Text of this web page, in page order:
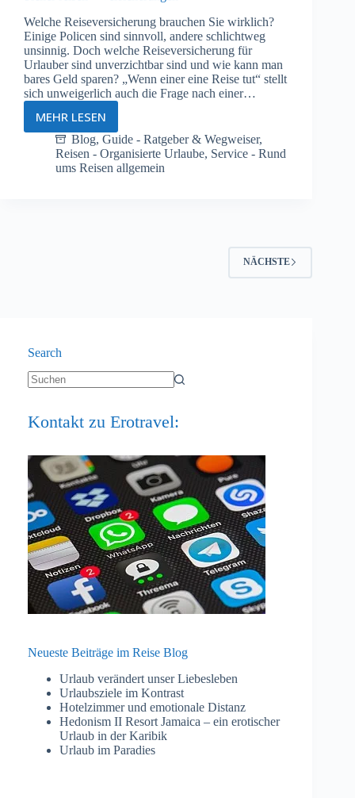
Welche Reiseversicherung brauchen Sie wirklich?
Einige Policen sind sinnvoll, andere schlichtweg
unsinnig. Doch welche Reiseversicherung für
Urlauber sind unverzichtbar sind und wie kann man
bares Geld sparen? „Wenn einer eine Reise tut“ stellt
sich unweigerlich auch die Frage nach einer…
MEHR LESEN
Sicher
reisen
–
Versicherungen
Blog, Guide - Ratgeber & Wegweiser,
Reisen - Organisierte Urlaube, Service - Rund
ums Reisen allgemein
NÄCHSTE
Search
Kontakt zu Erotravel:
Neueste Beiträge im Reise Blog
Urlaub verändert unser Liebesleben
Urlaubsziele im Kontrast
Hotelzimmer und emotionale Distanz
Hedonism II Resort Jamaica – ein erotischer
Urlaub in der Karibik
Urlaub im Paradies